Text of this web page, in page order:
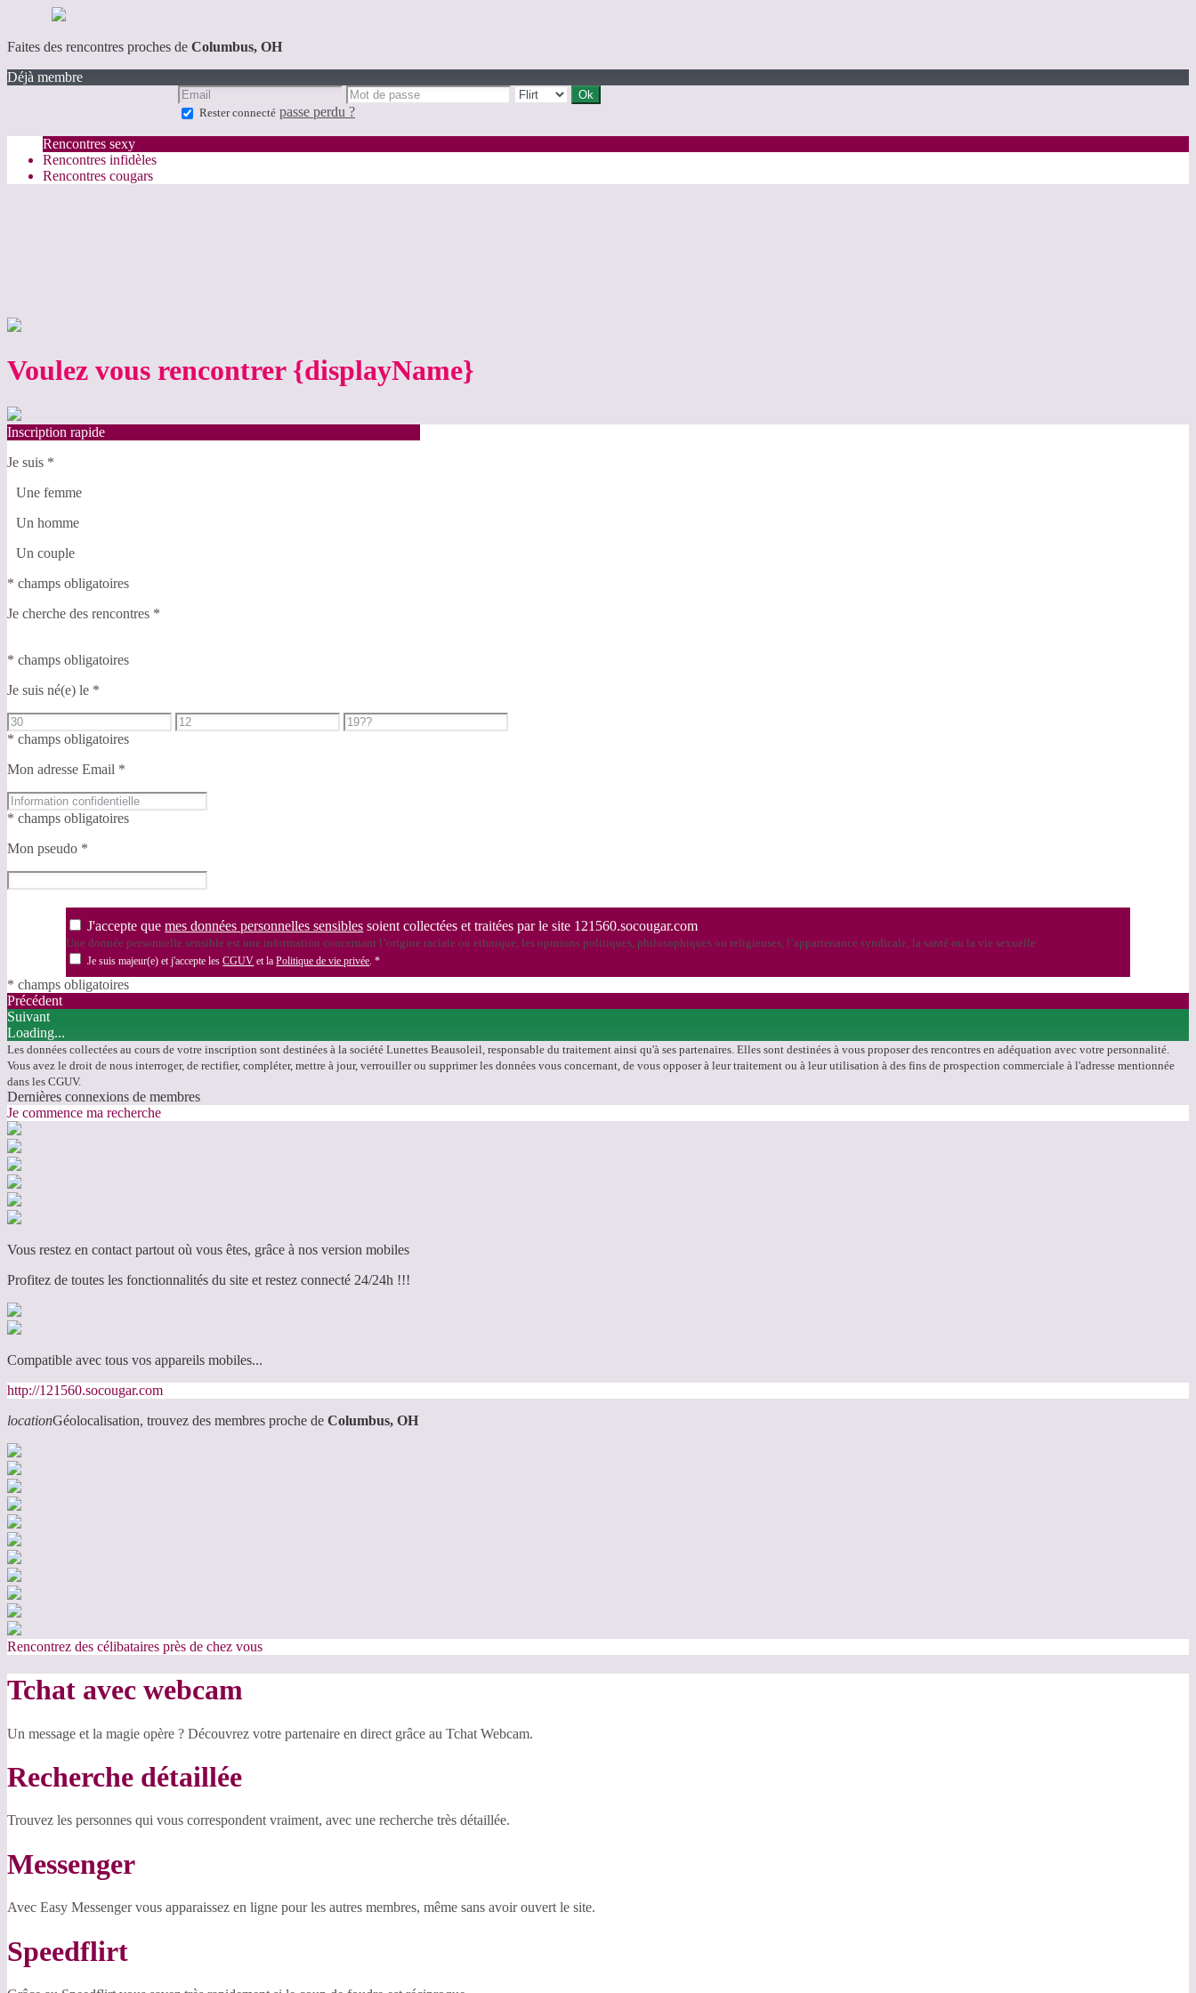
Faites des rencontres proches de Columbus, OH
Déjà membre
Rester connecté passe perdu ?
Rencontres sexy
Rencontres infidèles
Rencontres cougars
Voulez vous rencontrer {displayName}
Inscription rapide
Je suis *
Une femme
Un homme
Un couple
* champs obligatoires
Je cherche des rencontres *
* champs obligatoires
Je suis né(e) le *
* champs obligatoires
Mon adresse Email *
* champs obligatoires
Mon pseudo *
J'accepte quemes données personnelles sensibles soient collectées et traitées par le site 121560.socougar.com
Une donnée personnelle sensible est une information concernant l’origine raciale ou ethnique, les opinions politiques, philosophiques ou religieuses, l’appartenance syndicale, la santé ou la vie sexuelle
Je suis majeur(e) et j'accepte lesCGUV et laPolitique de vie privée .*
* champs obligatoires
Précédent
Suivant
Loading...
Les données collectées au cours de votre inscription sont destinées à la société Lunettes Beausoleil, responsable du traitement ainsi qu'à ses partenaires. Elles sont destinées à vous proposer des rencontres en adéquation avec votre personnalité.
Vous avez le droit de nous interroger, de rectifier, compléter, mettre à jour, verrouiller ou supprimer les données vous concernant, de vous opposer à leur traitement ou à leur utilisation à des fins de prospection commerciale à l'adresse mentionnée
dans les CGUV.
Dernières connexions de membres
Je commence ma recherche
Vous restez en contact partout où vous êtes, grâce à nos version mobiles
Profitez de toutes les fonctionnalités du site et restez connecté 24/24h !!!
Compatible avec tous vos appareils mobiles...
http://121560.socougar.com
locationGéolocalisation, trouvez des membres proche de Columbus, OH
Rencontrez des célibataires près de chez vous
Tchat avec webcam
Un message et la magie opère ? Découvrez votre partenaire en direct grâce au Tchat Webcam.
Recherche détaillée
Trouvez les personnes qui vous correspondent vraiment, avec une recherche très détaillée.
Messenger
Avec Easy Messenger vous apparaissez en ligne pour les autres membres, même sans avoir ouvert le site.
Speedflirt